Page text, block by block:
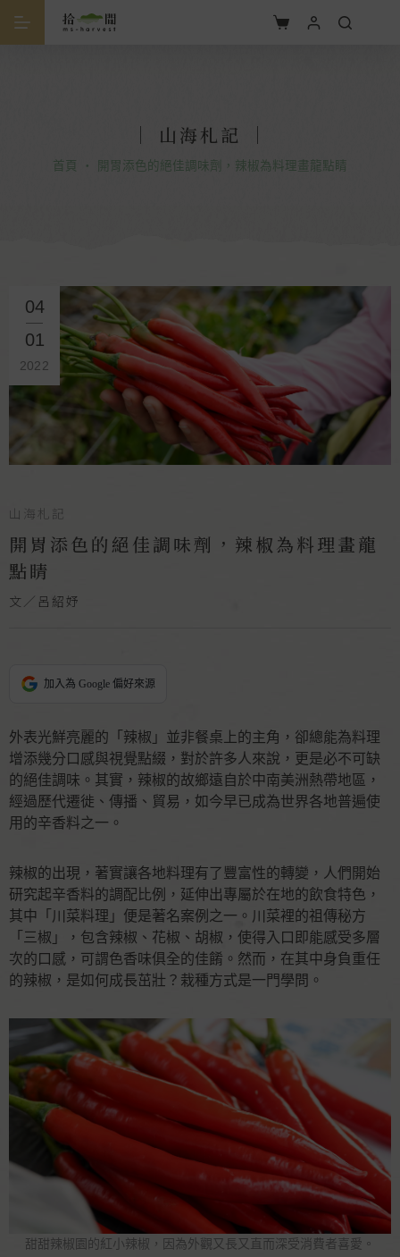
｜ 山海札記 ｜
首頁 ・ 開胃添色的絕佳調味劑，辣椒為料理畫龍點睛
04
01
2022
山海札記
開胃添色的絕佳調味劑，辣椒為料理畫龍
點睛
文／呂紹妤
加入為 Google 偏好來源
外表光鮮亮麗的「辣椒」並非餐桌上的主角，卻總能為料理
增添幾分口感與視覺點綴，對於許多人來說，更是必不可缺
的絕佳調味。其實，辣椒的故鄉遠自於中南美洲熱帶地區，
經過歷代遷徙、傳播、貿易，如今早已成為世界各地普遍使
用的辛香料之一。
辣椒的出現，著實讓各地料理有了豐富性的轉變，人們開始
研究起辛香料的調配比例，延伸出專屬於在地的飲食特色，
其中「川菜料理」便是著名案例之一。川菜裡的祖傳秘方
「三椒」，包含辣椒、花椒、胡椒，使得入口即能感受多層
次的口感，可謂色香味俱全的佳餚。然而，在其中身負重任
的辣椒，是如何成長茁壯？栽種方式是一門學問。
甜甜辣椒園的紅小辣椒，因為外觀又長又直而深受消費者喜愛。